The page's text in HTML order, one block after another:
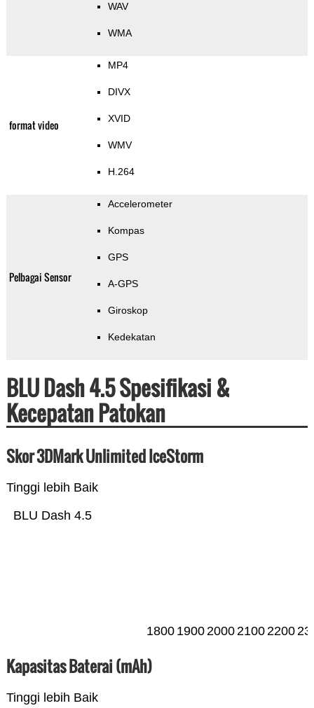
WAV
WMA
format video
MP4
DIVX
XVID
WMV
H.264
Pelbagai Sensor
Accelerometer
Kompas
GPS
A-GPS
Giroskop
Kedekatan
BLU Dash 4.5 Spesifikasi &
Kecepatan Patokan
Skor 3DMark Unlimited IceStorm
Tinggi lebih Baik
BLU Dash 4.5
1800 1900200021002200
Kapasitas Baterai (mAh)
Tinggi lebih Baik